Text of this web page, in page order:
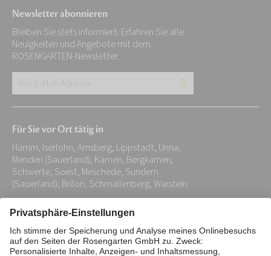
Newsletter abonnieren
Bleiben Sie stets informiert. Erfahren Sie alle
Neuigkeiten und Angebote mit dem
ROSENGARTEN-Newsletter.
E-
Adresse:
*
Für Sie vor Ort tätig in
Hamm, Iserlohn, Arnsberg, Lippstadt, Unna,
Menden (Sauerland), Kamen, Bergkamen,
Schwerte, Soest, Meschede, Sundern
(Sauerland), Brilon, Schmallenberg, Warstein
Impressum Datenschutz
Stiftung
Interne Meldestelle
Zahlungsmittel